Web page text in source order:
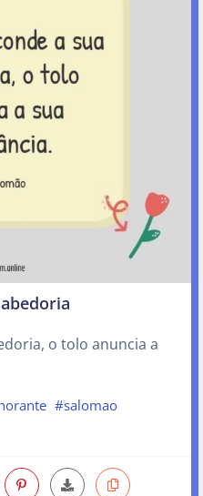
o tolo anuncia a
#salomao